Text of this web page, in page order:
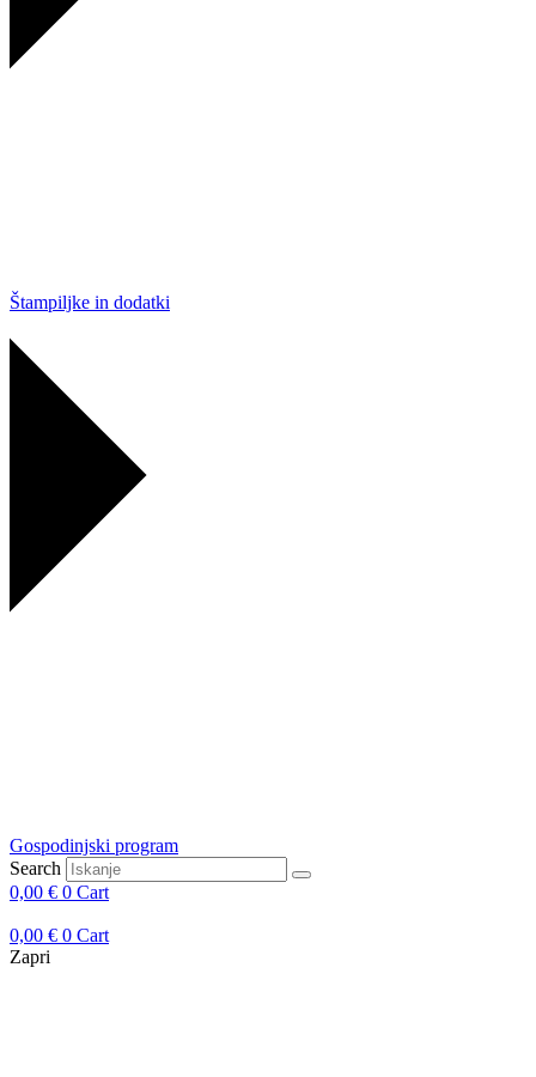
Štampiljke in dodatki
Gospodinjski program
Search
0,00 € 0 Cart
0,00 € 0 Cart
Zapri